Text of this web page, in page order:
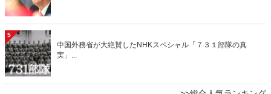
5
中国外務省が大絶賛したNHKスペシャル「７３１部隊の真
実」...